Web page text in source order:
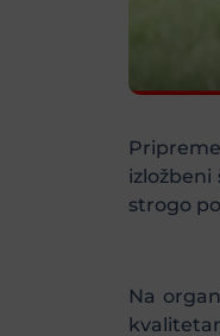
strogo
Na